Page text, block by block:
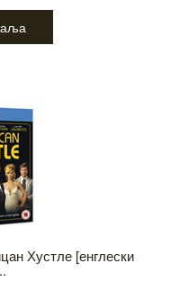
Хустле [енглески